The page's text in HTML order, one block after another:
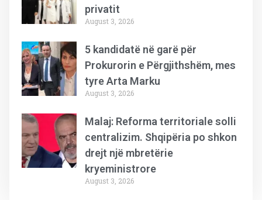
privatit
August 3, 2026
5 kandidatë në garë për
Prokurorin e Përgjithshëm, mes
tyre Arta Marku
August 3, 2026
Malaj: Reforma territoriale solli
centralizim. Shqipëria po shkon
drejt një mbretërie
kryeministrore
August 3, 2026